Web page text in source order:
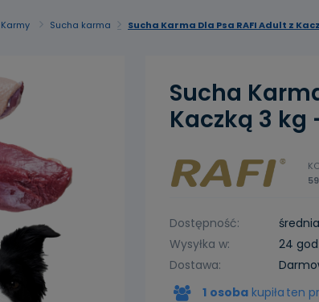
Karmy Sucha karma Sucha Karma Dla Psa RAFI Adult z
Sucha
Kaczką 3 kg
Dostępność:
Wysyłka w:
24
Dostawa:
1 osobakupiła ten